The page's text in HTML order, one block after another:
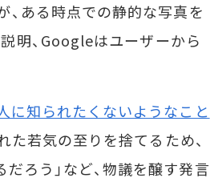
、ある時点での静的な写真を
明、Googleはユーザーから
に知られたくないようなこと
た若気の至りを捨てるため、
ろう」など、物議を醸す発言